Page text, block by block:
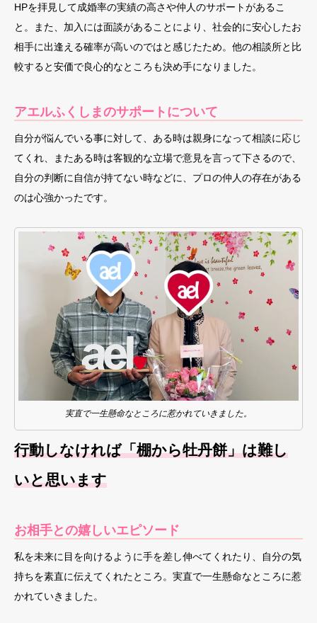
HPを拝見して成婚率の実績の高さや仲人のサポートがあるこ
と。また、加入には面談があることにより、社会的に安心したお
相手に出逢える確率が高いのではと感じたため。他の相談所と比
較すると安価で良心的なところも決め手になりました。
アエルふくしまのサポートについて
自分が悩んでいる事に対して、ある時は親身になって相談に応じ
てくれ、またある時は客観的な立場で意見を言って下さるので、
自分の判断に自信が持てない時などに、プロの仲人の存在がある
のは心強かったです。
実直で一生懸命なところに惹かれていきました。
行動しなければ「棚から牡丹餅」は難し
いと思います
お相手との嬉しいエピソード
私を未来に目を向けるように手を差し伸べてくれたり、自分の気
持ちを素直に伝えてくれたところ。実直で一生懸命なところに惹
かれていきました。